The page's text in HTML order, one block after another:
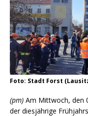
Foto: Stadt Forst
(pm) Am Mittwoch, den
der diesjährige